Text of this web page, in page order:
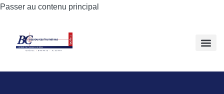
Passer au contenu principal